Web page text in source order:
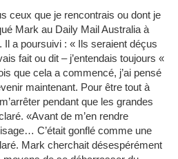
ceux que je rencontrais ou dont je
Mark au Daily Mail Australia à
Il a poursuivi : « Ils seraient déçus
fait ou dit – j’entendais toujours «
que cela a commencé, j’ai pensé
maintenant. Pour être tout à
pendant que les grandes
«Avant de m’en rendre
C’était gonflé comme une
Mark cherchait désespérément